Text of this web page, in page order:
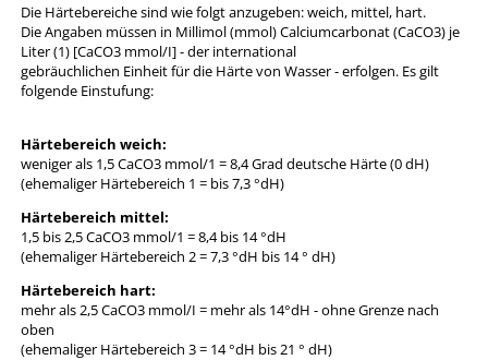
Die Härtebereiche sind wie folgt anzugeben: weich, mittel, hart.
Die Angaben müssen in Millimol (mmol) Calciumcarbonat (CaCO3) je
Liter (1) [CaCO3 mmol/I] - der international
gebräuchlichen Einheit für die Härte von Wasser - erfolgen. Es gilt
folgende Einstufung:
Härtebereich weich:
weniger als 1,5 CaCO3 mmol/1 = 8,4 Grad deutsche Härte (0 dH)
(ehemaliger Härtebereich 1 = bis 7,3 °dH)
Härtebereich mittel:
1,5 bis 2,5 CaCO3 mmol/1 = 8,4 bis 14 °dH
(ehemaliger Härtebereich 2 = 7,3 °dH bis 14 ° dH)
Härtebereich hart:
mehr als 2,5 CaCO3 mmol/I = mehr als 14°dH - ohne Grenze nach
oben
(ehemaliger Härtebereich 3 = 14 °dH bis 21 ° dH)